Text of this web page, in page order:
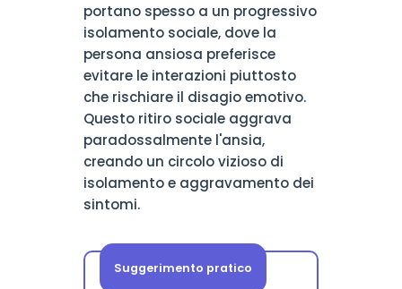
portano spesso a un progressivo
isolamento sociale, dove la
persona ansiosa preferisce
evitare le interazioni piuttosto
che rischiare il disagio emotivo.
Questo ritiro sociale aggrava
paradossalmente l'ansia,
creando un circolo vizioso di
isolamento e aggravamento dei
sintomi.
Suggerimento pratico
Iniziate con piccole